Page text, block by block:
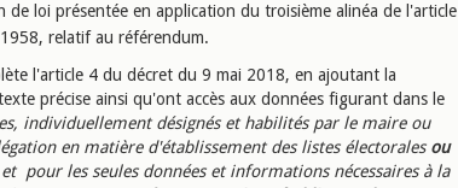
loi présentée en application du troisième alinéa de l'article
relatif au référendum.
l'article 4 du décret du 9 mai 2018, en ajoutant la
précise ainsi qu'ont accès aux données figurant dans le
individuellement désignés et habilités par le maire ou
en matière d'établissement des listes électorales ou
pour les seules données et informations nécessaires à la